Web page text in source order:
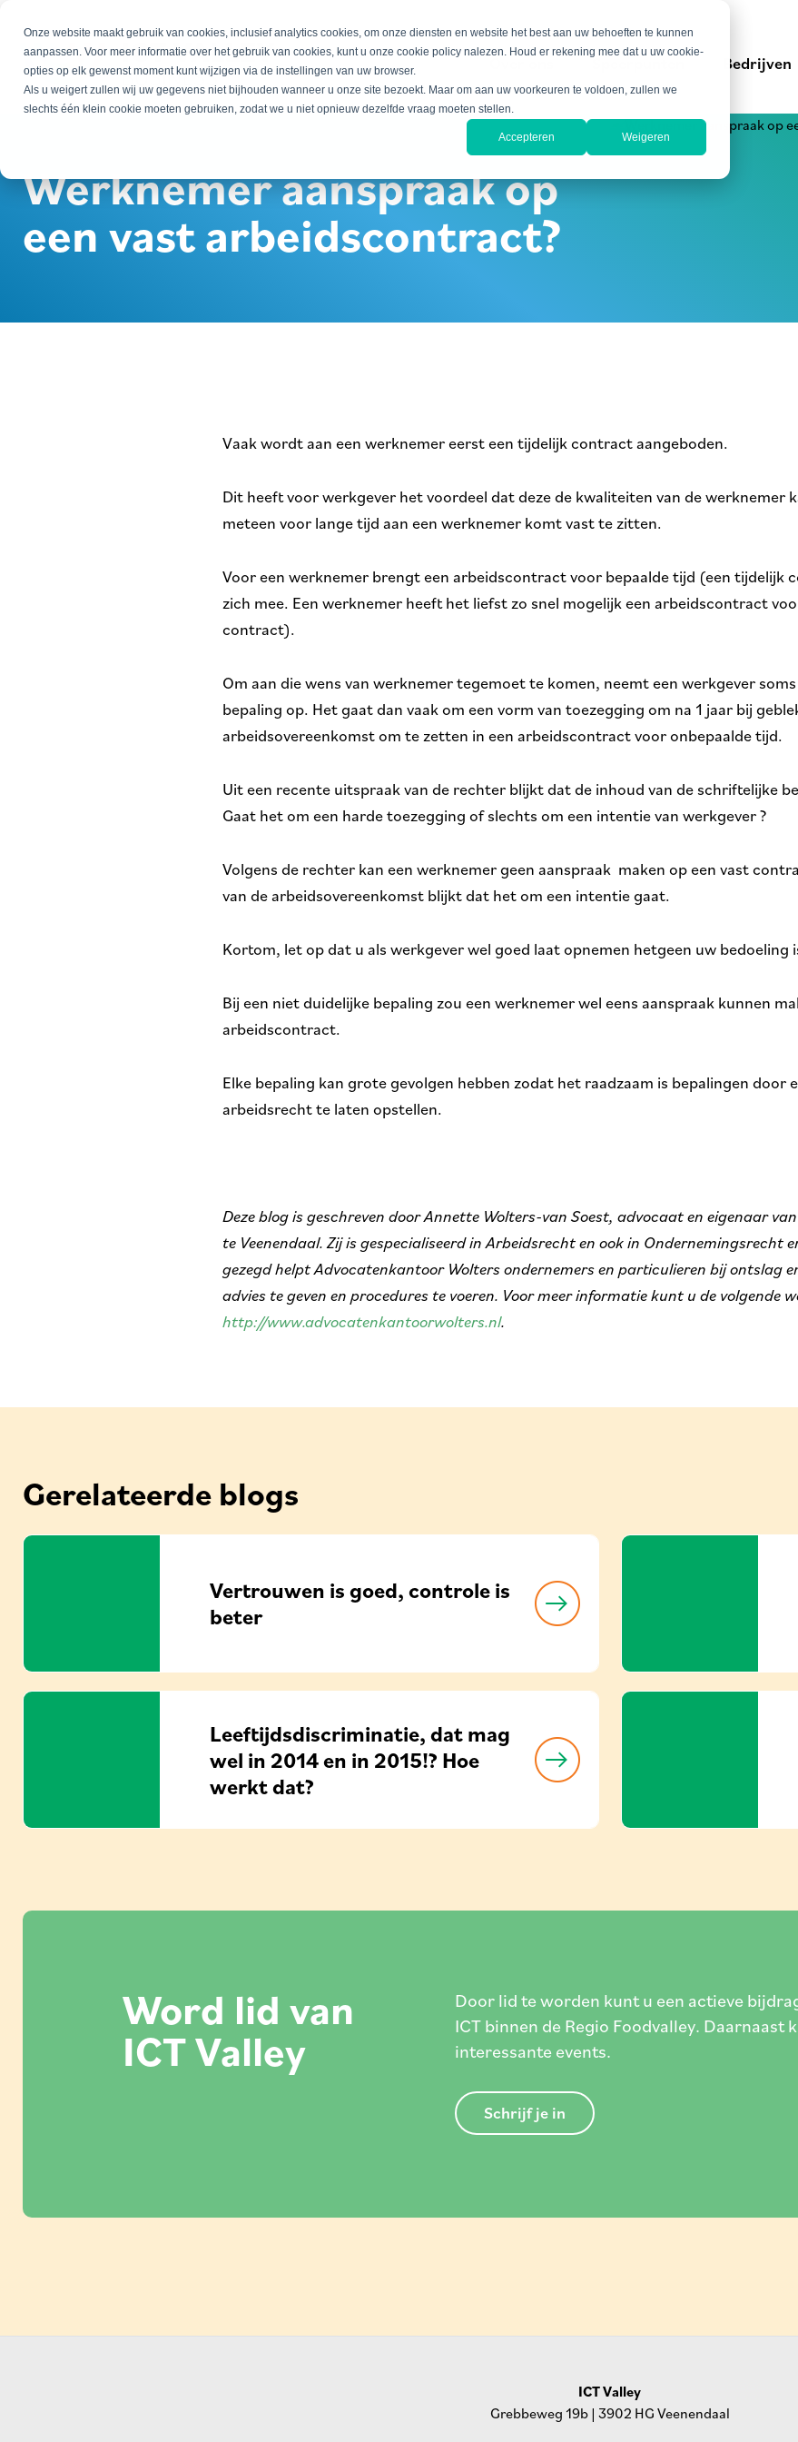
Onze website maakt gebruik van cookies, inclusief analytics cookies, om onze diensten en website het best aan uw behoeften te kunnen
aanpassen. Voor meer informatie over het gebruik van cookies, kunt u onze cookie policy nalezen. Houd er rekening mee dat u uw cookie-
opties op elk gewenst moment kunt wijzigen via de instellingen van uw browser.
Als u weigert zullen wij uw gegevens niet bijhouden wanneer u onze site bezoekt. Maar om aan uw voorkeuren te voldoen, zullen we
slechts één klein cookie moeten gebruiken, zodat we u niet opnieuw dezelfde vraag moeten stellen.
Accepteren Weigeren
Speerpunten Bedrijven
Werknemer aanspraak op
een vast arbeidscontract?
Vaak wordt aan een werknemer eerst een tijdelijk contract aangeboden.
Dit heeft voor werkgever het voordeel dat deze de kwaliteiten van de werknemer
meteen voor lange tijd aan een werknemer komt vast te zitten.
Voor een werknemer brengt een arbeidscontract voor bepaalde tijd (een tijdelijk
zich mee. Een werknemer heeft het liefst zo snel mogelijk een arbeidscontract
contract).
Om aan die wens van werknemer tegemoet te komen, neemt een werkgever
bepaling op. Het gaat dan vaak om een vorm van toezegging om na 1 jaar bij
arbeidsovereenkomst om te zetten in een arbeidscontract voor onbepaalde tijd.
Uit een recente uitspraak van de rechter blijkt dat de inhoud van de schriftelijke
Gaat het om een harde toezegging of slechts om een intentie van werkgever ?
Volgens de rechter kan een werknemer geen aanspraak maken op een vast
van de arbeidsovereenkomst blijkt dat het om een intentie gaat.
Kortom, let op dat u als werkgever wel goed laat opnemen hetgeen uw bedoeling
Bij een niet duidelijke bepaling zou een werknemer wel eens aanspraak kunnen
arbeidscontract.
Elke bepaling kan grote gevolgen hebben zodat het raadzaam is bepalingen door
arbeidsrecht te laten opstellen.
Deze blog is geschreven door Annette Wolters-van Soest, advocaat en eigenaar
te Veenendaal. Zij is gespecialiseerd in Arbeidsrecht en ook in Ondernemingsrecht
gezegd helpt Advocatenkantoor Wolters ondernemers en particulieren bij ontslag
advies te geven en procedures te voeren. Voor meer informatie kunt u de volgende
http://www.advocatenkantoorwolters.nl.
Gerelateerde blogs
Vertrouwen is goed, controle is
beter
Leeftijdsdiscriminatie, dat mag
wel in 2014 en in 2015!? Hoe
werkt dat?
Word lid van
ICT Valley
Door lid te worden kunt u een actieve
ICT binnen de Regio Foodvalley.
interessante events.
Schrijf je in
ICT Valley
Grebbeweg 19b | 3902 HG Veenendaal